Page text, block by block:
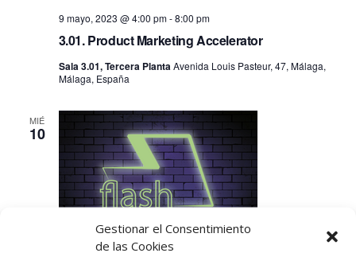
Gestionar el Consentimiento
de las Cookies
3.01. Product Marketing Accelerator
9 mayo, 2023 @ 4:00 pm-8:00 pm
Sala 3.01, Tercera Planta Avenida Louis Pasteur, 47, Málaga,
Málaga, España
MIÉ
10